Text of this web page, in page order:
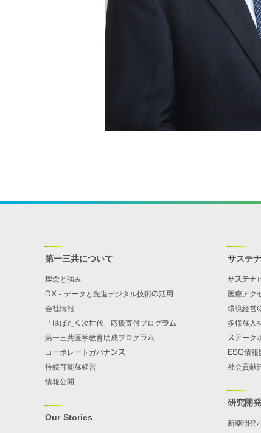
第一三共について
理念と強み
DX - データと先進デジタル技術の活用
会社情報
「はばたく次世代」応援寄付プログラム
第一三共医学教育助成プログラム
コーポレートガバナンス
持続可能な経営
情報公開
Our Stories
サステ
サステナ
医療アク
環境経営
多様な人
ステーク
ESG情報
社会貢献
研究開発
新薬開発